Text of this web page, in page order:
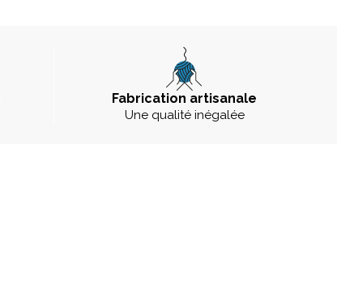
Fabrication artisanale
Une qualité inégalée